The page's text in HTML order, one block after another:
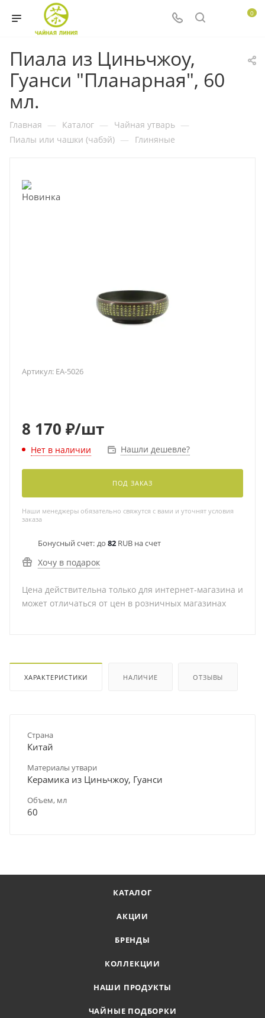
0
Пиала из Циньчжоу,
Гуанси "Планарная", 60
мл.
Главная — Каталог — Чайная утварь —
Пиалы или чашки (чабэй) — Глиняные
Артикул: EA-5026
8 170 ₽/шт
Нет в наличии Нашли дешевле?
ПОД ЗАКАЗ
Наши менеджеры обязательно свяжутся с вами и уточнят условия
заказа
Бонусный счет: до 82 RUB на счет
Хочу в подарок
Цена действительна только для интернет-магазина и
может отличаться от цен в розничных магазинах
ХАРАКТЕРИСТИКИ НАЛИЧИЕ ОТЗЫВЫ
Страна
Китай
Материалы утвари
Керамика из Циньчжоу, Гуанси
Объем, мл
60
КАТАЛОГ
АКЦИИ
БРЕНДЫ
КОЛЛЕКЦИИ
НАШИ ПРОДУКТЫ
ЧАЙНЫЕ ПОДБОРКИ